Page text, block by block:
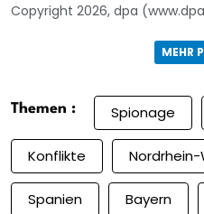
Copyright 2026, dpa
MEHR
Themen : Spionage
Konflikte
Spanien Bayern